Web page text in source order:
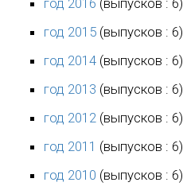
год 2015 (выпусков : 6)
год 2014 (выпусков : 6)
год 2013 (выпусков : 6)
год 2012 (выпусков : 6)
год 2011 (выпусков : 6)
год 2010 (выпусков : 6)